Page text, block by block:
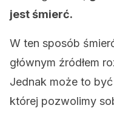
jest śmierć.
W ten sposób
głównym źródłem
Jednak może to
której pozwolimy